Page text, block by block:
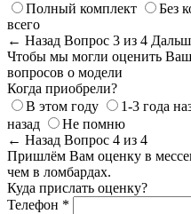
Полный комплект
Без
всего
← Назад Вопрос 3 из 4
Чтобы мы могли оценить
вопросов о модели
Когда приобрели?
В этом году
1-3 года
назад
Не помню
← Назад Вопрос 4 из 4
Пришлём Вам оценку в
чем в ломбардах.
Куда прислать оценку?
Телефон *